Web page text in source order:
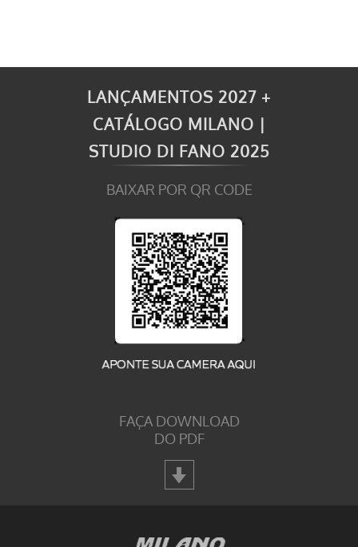
LANÇAMENTOS 2027 +
CATÁLOGO MILANO |
STUDIO DI FANO 2025
BAIXAR POR QR CODE
FAÇA DOWNLOAD
DO PDF